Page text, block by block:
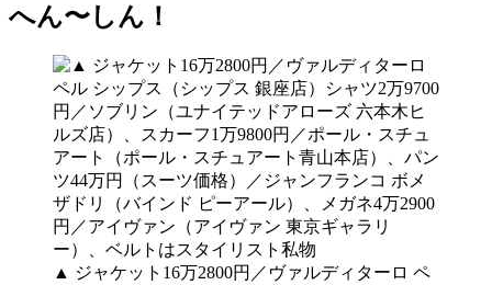
へん〜しん！
▲ ジャケット16万2800円／ヴァルディターロ ペ